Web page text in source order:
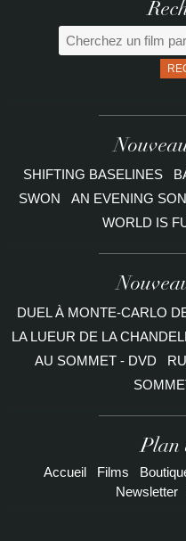
SHIFTING BASELINES
SWON
AN EVENING
WORLD IS
DUEL À MONTE-CARLO
LA LUEUR DE LA
AU SOMMET - DVD
Plan
Accueil Films
Newsletter